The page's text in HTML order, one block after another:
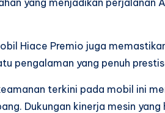
yang menjadikan perjalanan
Hiace Premio juga
pengalaman yang penuh
terkini pada mobil ini
Dukungan kinerja mesin